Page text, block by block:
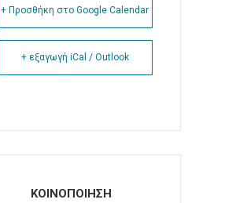
+ Προσθήκη στο Google Calendar
+ εξαγωγή iCal / Outlook
ΚΟΙΝΟΠΟΙΗΣΗ